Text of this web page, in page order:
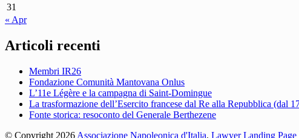
31
« Apr
Articoli recenti
Membri IR26
Fondazione Comunità Mantovana Onlus
L’11e Légère e la campagna di Saint-Domingue
La trasformazione dell’Esercito francese dal Re alla Repubblica (dal
Fonte storica: resoconto del Generale Berthezene
© Copyright 2026 Associazione Napoleonica d'Italia. Lawyer Landing Page